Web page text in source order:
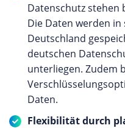
Datenschutz stehen
Die Daten werden
Deutschland
deutschen
unterliegen. Zudem
Daten.
Flexibilität durch